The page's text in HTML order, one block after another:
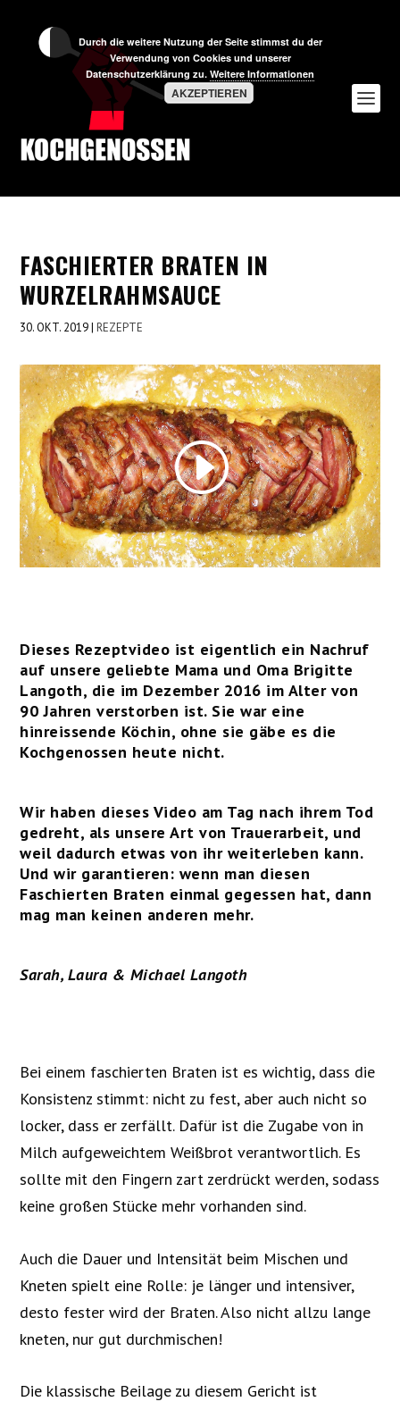
FASCHIERTER BRATEN IN
WURZELRAHMSAUCE
30. OKT. 2019|REZEPTE
Dieses Rezeptvideo ist eigentlich ein Nachruf
auf unsere geliebte Mama und Oma Brigitte
Langoth, die im Dezember 2016 im Alter von
90 Jahren verstorben ist. Sie war eine
hinreissende Köchin, ohne sie gäbe es die
Kochgenossen heute nicht.
Wir haben dieses Video am Tag nach ihrem Tod
gedreht, als unsere Art von Trauerarbeit, und
weil dadurch etwas von ihr weiterleben kann.
Und wir garantieren: wenn man diesen
Faschierten Braten einmal gegessen hat, dann
mag man keinen anderen mehr.
Sarah, Laura & Michael Langoth
Bei einem faschierten Braten ist es wichtig, dass die
Konsistenz stimmt: nicht zu fest, aber auch nicht so
locker, dass er zerfällt. Dafür ist die Zugabe von in
Milch aufgeweichtem Weißbrot verantwortlich. Es
sollte mit den Fingern zart zerdrückt werden, sodass
keine großen Stücke mehr vorhanden sind.
Auch die Dauer und Intensität beim Mischen und
Kneten spielt eine Rolle: je länger und intensiver,
desto fester wird der Braten. Also nicht allzu lange
kneten, nur gut durchmischen!
Die klassische Beilage zu diesem Gericht ist
Durch die weitere Nutzung der Seite stimmst du der
Verwendung von Cookies und unserer
Datenschutzerklärung zu. Weitere Informationen
AKZEPTIEREN